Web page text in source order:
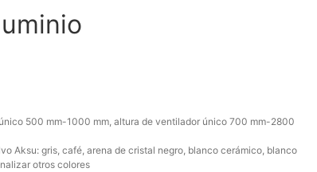
500 mm-1000 mm, altura de ventilador único 700 mm-2800
Aksu: gris, café, arena de cristal negro, blanco cerámico, blanco
otros colores